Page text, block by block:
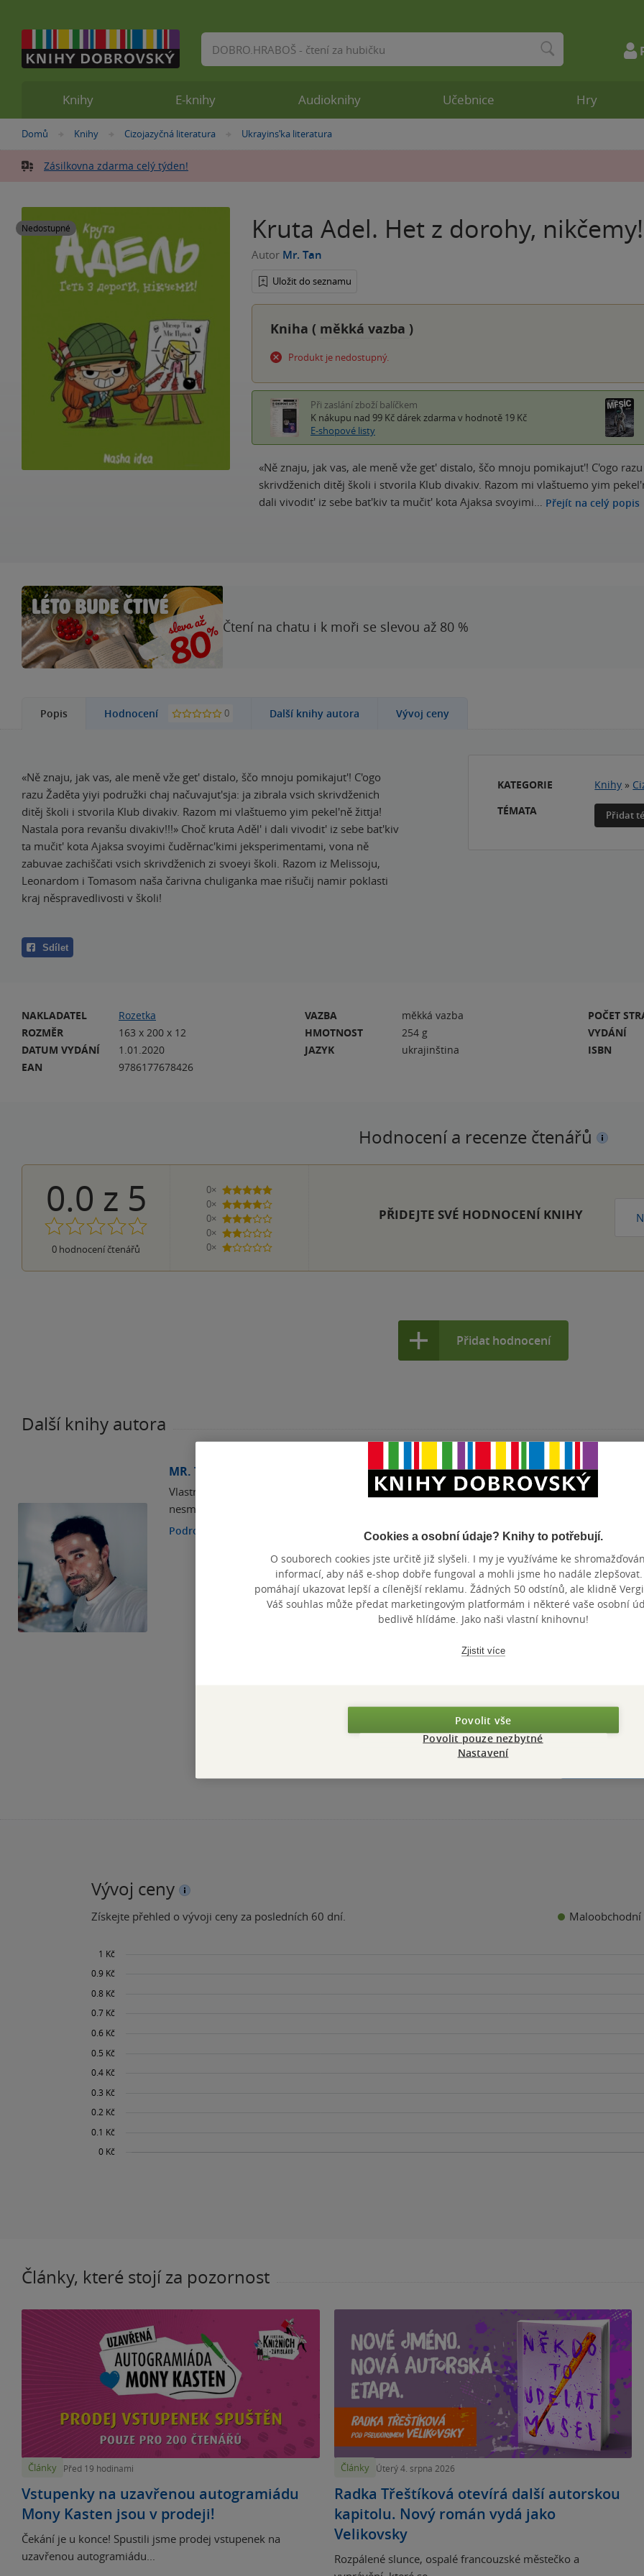
Nacházíte
zde:
Domů »
Knihy »
Cizojazyčná literatura »
Ukrayinsʹka literatura
Zásilkovna zdarma celý týden!
Nedostupné Kruta Adel. Het z dorohy,
Autor Mr. Tan
Uložit do seznamu
Kniha ( měkká vazba )
Produkt je nedostupný.
Při zaslání zboží balíčkem
K nákupu nad 99 Kč dárek zdarma v hodnotě 19 Kč
E-shopové listy
«Ně znaju, jak vas, ale meně vže get' distalo, ščo mnoju pomikajut'! C'ogo
skrivdženich ditěj školi i stvorila Klub divakiv. Razom mi vlaštuemo yim
dali vivodit' iz sebe bat'kiv ta mučit' kota Ajaksa svoyimi… Přejít na celý popis
Čtení na chatu i k moři se slevou až 80 %
Popis Hodnocení 0 Další knihy autora Vývoj ceny
«Ně znaju, jak vas, ale meně vže get' distalo, ščo mnoju pomikajut'! C'ogo
razu Žaděta yiyi podružki chaj načuvajut'sja: ja zibrala vsich skrivdženich
ditěj školi i stvorila Klub divakiv. Razom mi vlaštuemo yim pekel'ně žittja!
Nastala pora revanšu divakiv!!!» Choč kruta Aděl' i dali vivodit' iz sebe bat'kiv
ta mučit' kota Ajaksa svoyimi čuděrnac'kimi jeksperimentami, vona ně
zabuvae zachiščati vsich skrivdženich zi svoeyi školi. Razom iz Melissoju,
Leonardom i Tomasom naša čarivna chuliganka mae rišučij namir poklasti
kraj něspravedlivosti v školi!
Sdílet
KATEGORIE Knihy »
TÉMATA
Přidat
NAKLADATEL
Rozetka
ROZMĚR
163 x 200 x 12
DATUM VYDÁNÍ
1.01.2020
EAN
9786177678426
VAZBA
měkká vazba
HMOTNOST
254 g
JAZYK
ukrajinština
POČET
VYDÁNÍ
ISBN
Hodnocení a recenze čtenářů
0.0 z 5
0 hodnocení čtenářů
0×
5 hvězdiček
0×
4 hvězdičky
0×
3 hvězdičky
0×
2 hvězdičky
0×
1 hvezdička
PŘIDEJTE SVÉ HODNOCENÍ KNIHY
Přidat hodnocení
Další knihy autora
MR. TAN
Vlastním jménem Antoine Dole je autor komiksů a scenárista. Jakožto
nesmírně plodný autor stvořil řadu komiksových světů, které vyšly knižně.
Podrobnosti
5 měkká vazba
279 Kč
Vývoj ceny
Získejte přehled o vývoji ceny za posledních 60 dní. Maloobchodní
Články, které stojí za pozornost
Články Před 19 hodinami
Vstupenky na uzavřenou autogramiádu
Mony Kasten jsou v prodeji!
Čekání je u konce! Spustili jsme prodej vstupenek na
uzavřenou autogramiádu...
Články Úterý 4. srpna 2026
Radka Třeštíková otevírá další autorskou
kapitolu. Nový román vydá jako
Velikovsky
Rozpálené slunce, ospalé francouzské městečko a
Knihy E-knihy Audioknihy Učebnice Hry
Vyhledávání
Cookies a osobní údaje? Knihy to potřebují.
O souborech cookies jste určitě již slyšeli. I my je využíváme ke
informací, aby náš e-shop dobře fungoval a mohli jsme ho nadále zlepšovat.
pomáhají ukazovat lepší a cílenější reklamu. Žádných 50 odstínů, ale klidně
Váš souhlas může předat marketingovým platformám i některé vaše osobní
bedlivě hlídáme. Jako naši vlastní knihovnu!
Zjistit více
Povolit vše
Povolit pouze nezbytné
Nastavení